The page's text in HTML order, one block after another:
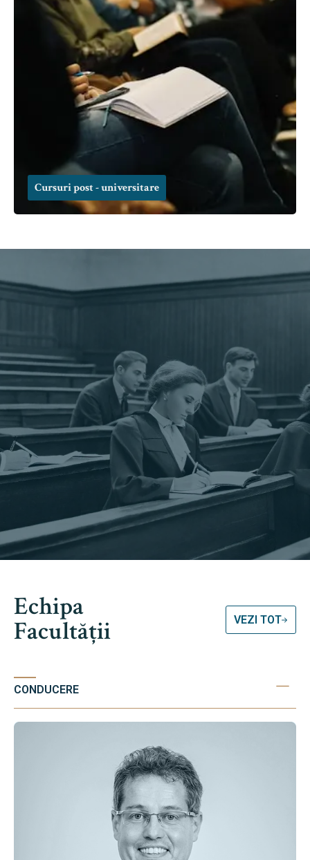
Cursuri post - universitare
Echipa
Facultății VEZI TOT
CONDUCERE